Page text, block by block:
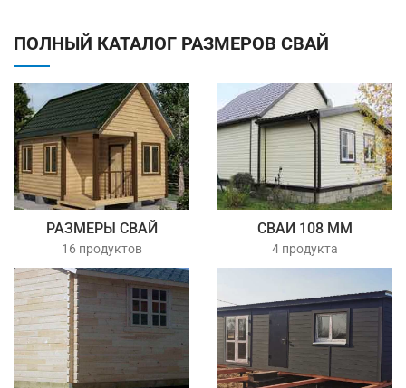
ПОЛНЫЙ КАТАЛОГ РАЗМЕРОВ СВАЙ
РАЗМЕРЫ СВАЙ
16 продуктов
СВАИ 108 ММ
4 продукта